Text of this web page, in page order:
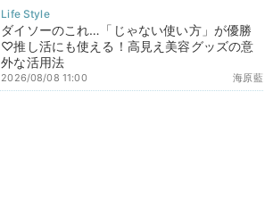
ダイソーのこれ…「じゃない使い方」が優勝
♡推し活にも使える！高見え美容グッズの意
外な活用法
海原藍
2026/08/08 11:00